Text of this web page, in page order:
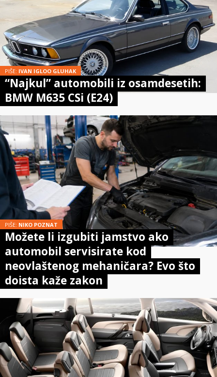
PIŠE: IVAN IGLOO GLUHAK
“Najkul” automobili iz osamdesetih:
BMW M635 CSi (E24)
PIŠE: NIKO POZNAT
Možete li izgubiti jamstvo ako
automobil servisirate kod
neovlaštenog mehaničara? Evo što
doista kaže zakon